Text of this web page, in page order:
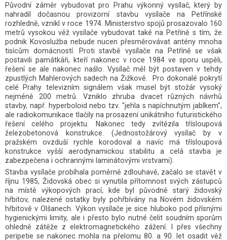
Původní záměr vybudovat pro Prahu výkonný vysílač, který by
nahradil dočasnou provizorní stavbu vysílače na Petřínské
rozhledně, vznikl v roce 1974. Ministerstvo spojů prosazovalo 160
metrů vysokou věž vysílače vybudovat také na Petříně s tím, že
podnik Kovoslužba nebude nucen přesměrovávat antény mnoha
tisícům domácností. Proti stavbě vysílače na Petříně se však
postavili památkáři, kteří nakonec v roce 1984 ve sporu uspěli,
řešení se ale nakonec našlo. Vysílač měl být postaven v tehdy
zpustlých Mahlerových sadech na Žižkově. Pro dokonalé pokrytí
celé Prahy televizním signálem však musel být stožár vysoký
nejméně 200 metrů. Vzniklo zhruba dvacet různých návrhů
stavby, např. hyperboloid nebo tzv. "jehla s napíchnutým jablkem",
ale radiokomunikace tlačily na prosazení unikátního futuristického
řešení celého projektu. Nakonec tedy zvítězila třísloupová
železobetonová konstrukce. (Jednostožárový vysílač by v
pražském ovzduší rychle korodoval a navíc má třísloupová
konstrukce vyšší aerodynamickou stabilitu a celá stavba je
zabezpečena i ochrannými laminátovými vrstvami).
Stavba vysílače probíhala poměrně zdlouhavě, začalo se stavět v
říjnu 1985, Židovská obec si vynutila přítomnost svých zástupců
na místě výkopových prací, kde byl původně starý židovský
hřbitov, nalezené ostatky byly pohřbívány na Novém židovském
hřbitově v Olšanech. Výkon vysílače je sice hluboko pod přísnými
hygienickými limity, ale i přesto bylo nutné čelit soudním sporům
ohledně zátěže z elektromagnetického zážení. I přes všechny
peripetie se nakonec mohla na přelomu 80. a 90. let osadit věž